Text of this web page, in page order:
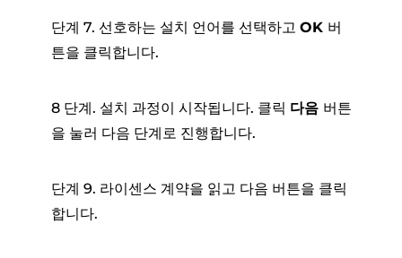
단계 7. 선호하는 설치 언어를 선택하고 OK 버
튼을 클릭합니다.
8 단계. 설치 과정이 시작됩니다. 클릭 다음 버튼
을 눌러 다음 단계로 진행합니다.
단계 9. 라이센스 계약을 읽고 다음 버튼을 클릭
합니다.